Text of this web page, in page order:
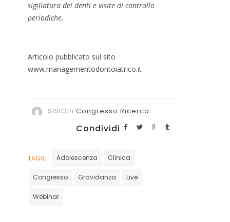
sigillatura dei denti e visite di controllo
periodiche.
Articolo pubblicato sul sito
www.managementodontoiatrico.it
SISIOIn Congresso Ricerca
Condividi
TAGS: Adolescenza Clinica
Congresso Gravidanza Live
Webinar